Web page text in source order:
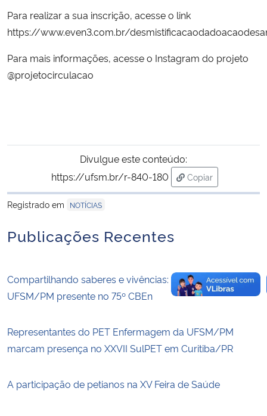
Ministério da Mulher, da Família e dos Direitos Humanos
Advocacia-Geral da União
Para realizar a sua inscrição, acesse o link
https://www.even3.com.br/
Para mais informações, acesse o Instagram do projeto
@projetocirculacao
Divulgue este conteúdo:
https://ufsm.br/r-840-180
Copiar
para área de
Registrado em
NOTÍCIAS
Publicações Recentes
Compartilhando saberes e vivências: PET Enfermagem
UFSM/PM presente no 75º CBEn
Representantes do PET Enfermagem da UFSM/PM
marcam presença no XXVII SulPET em Curitiba/PR
A participação de petianos na XV Feira de Saúde